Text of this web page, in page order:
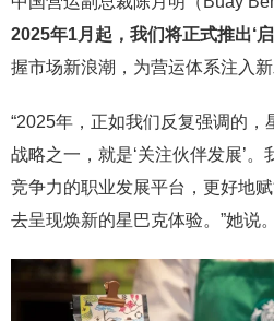
2025年1月起，我们将正式推出‘
握市场新浪潮，为营运体系注入
“2025年，正如我们反复强调的
战略之一，就是‘关注伙伴发展’
竞争力的职业发展平台，更好地
去呈现焕新的星巴克体验。”她说。